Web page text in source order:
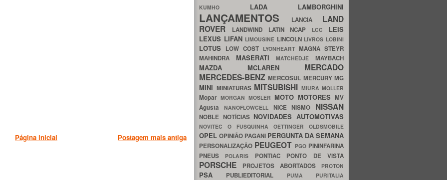
Postagem mais antiga
Página inicial
KUMHO LADA LAMBORGHINI
LANÇAMENTOS LANCIA LAND
ROVER
LANDWIND LATIN NCAP LCC LEIS
LEXUS LIFAN LIMOUSINE LINCOLN LIVROS LOBINI
LOTUS LOW COST LYONHEART MAGNA STEYR
MAHINDRA MASERATIMATCHEDJEMAYBACH
MAZDA MCLAREN MERCADO
MERCEDES-BENZMERCOSUL MERCURYMG
MINI MINIATURAS MITSUBISHI MIURA MOLLER
Mopar MORGAN MOSLER MOTO MOTORES MV
Agusta NANOFLOWCELL NICENISMO NISSAN
NOBLE NOTÍCIAS NOVIDADES AUTOMOTIVAS
NOVITEC O FUSQUINHA OETTINGER OLDSMOBILE
OPEL OPINIÃO PAGANI PERGUNTA DA SEMANA
PERSONALIZAÇÃO PEUGEOT PGO PININFARINA
PNEUS
POLARIS PONTIAC PONTO DE VISTA
PORSCHE PROJETOS ABORTADOS PROTON
PSA PUBLIEDITORIAL PUMA PURITALIA